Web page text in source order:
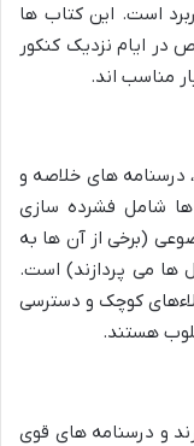
است. این کتاب ها
ایام نزدیک کنکور
مناسب اند.
درسنامه های خلاصه و
شامل فشرده سازی
(برخی از آن ها به
ها می پردازند) است.
کوچک و دسترسی
هستند.
و درسنامه های قوی